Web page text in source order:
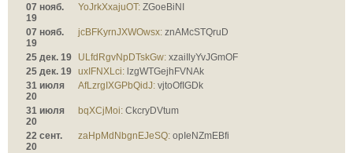
07 нояб.
19
YoJrkXxajuOT: ZGoeBiNI
07 нояб.
19
jcBFKyrnJXWOwsx: znAMcSTQruD
25 дек. 19 ULfdRgvNpDTskGw: xzaiIlyYvJGmOF
25 дек. 19 uxIFNXLci: lzgWTGejhFVNAk
31 июля
20
AfLzrgIXGPbQidJ: vjtoOfIGDk
31 июля
20
bqXCjMoi: CkcryDVtum
22 сент.
20
zaHpMdNbgnEJeSQ: opIeNZmEBfi